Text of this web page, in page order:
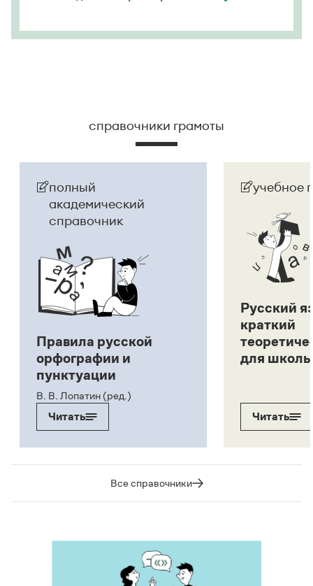
справочники грамоты
полный
академический
справочник
Правила русской
орфографии и
пунктуации
В. В. Лопатин (ред.)
Читать
учебное
Русский
краткий
для
Читать
Все справочники